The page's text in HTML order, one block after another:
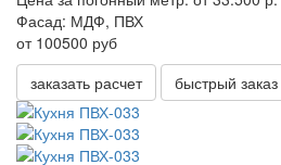
Фасад: МДФ, ПВХ
от 100500 руб
заказать расчет
быстрый заказ